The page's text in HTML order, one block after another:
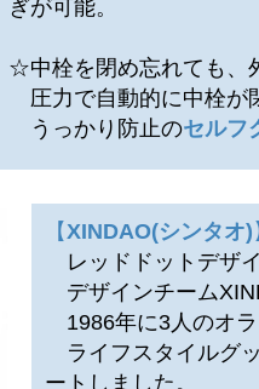
ぎが可能。
☆中栓を閉め忘れても、
圧力で自動的に中栓が
うっかり防止のセルフ
【XINDAO(シンタオ)
レッドドットデザ
デザインチーム
1986年に3人のオ
ライフスタイルグ
ートしました。